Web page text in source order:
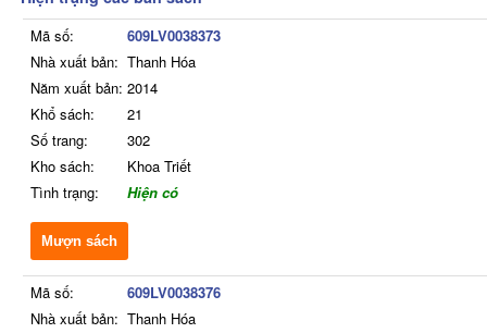
Mã số:
609LV0038373
Nhà xuất bản: Thanh Hóa
Năm xuất bản: 2014
Khổ sách:
21
Số trang:
302
Kho sách:
Khoa Triết
Tình trạng:
Hiện có
Mượn sách
Mã số:
609LV0038376
Nhà xuất bản: Thanh Hóa